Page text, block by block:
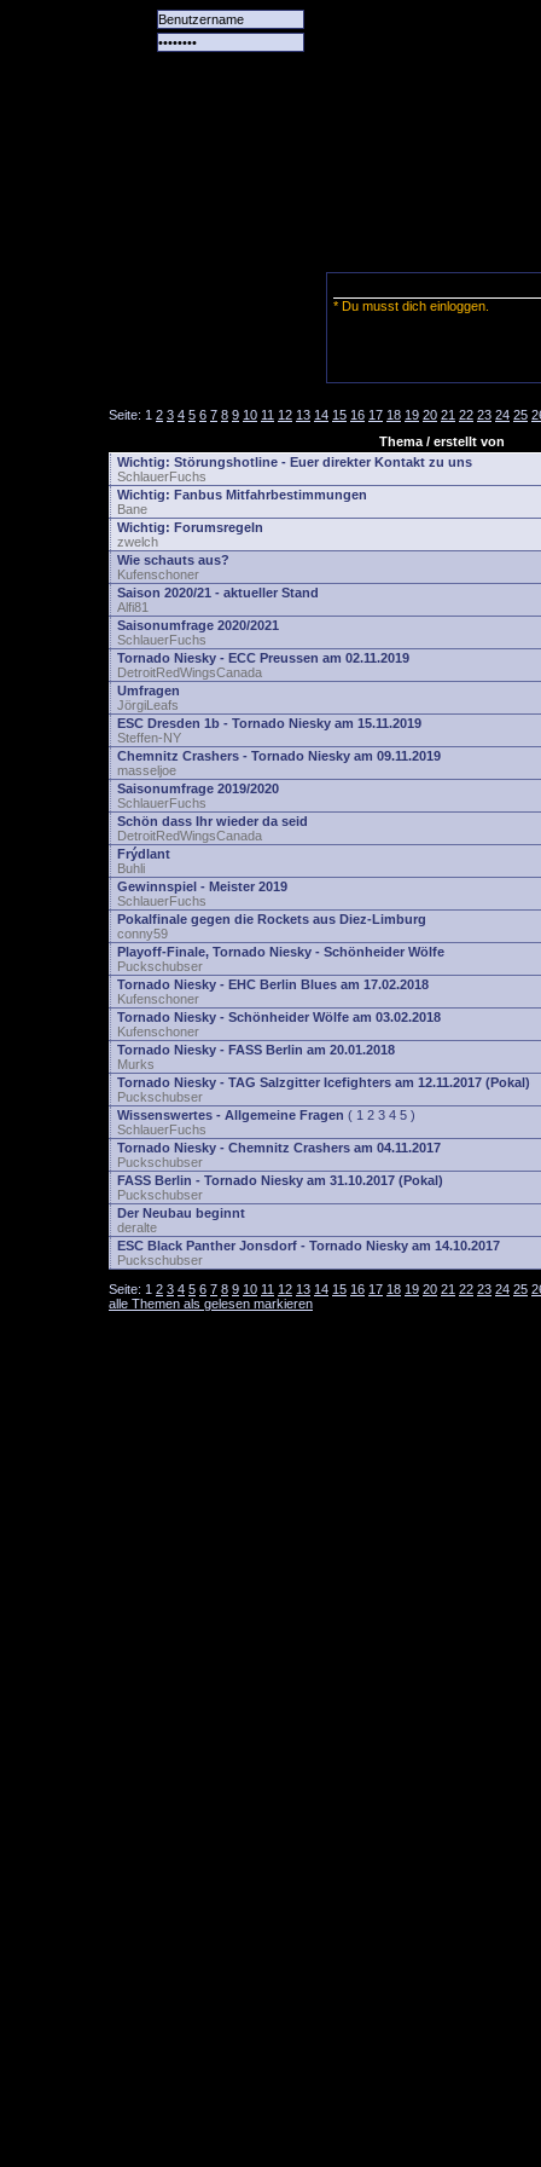
* Du musst dich einloggen.
Seite: 1 2 3 4 5 6 7 8 9 10 11 12 13 14 15 16 17 18 19 20 21 22 23 24 25
Thema / erstellt von
Wichtig: Störungshotline - Euer direkter Kontakt zu uns
SchlauerFuchs
Wichtig: Fanbus Mitfahrbestimmungen
Bane
Wichtig: Forumsregeln
zwelch
Wie schauts aus?
Kufenschoner
Saison 2020/21 - aktueller Stand
Alfi81
Saisonumfrage 2020/2021
SchlauerFuchs
Tornado Niesky - ECC Preussen am 02.11.2019
DetroitRedWingsCanada
Umfragen
JörgiLeafs
ESC Dresden 1b - Tornado Niesky am 15.11.2019
Steffen-NY
Chemnitz Crashers - Tornado Niesky am 09.11.2019
masseljoe
Saisonumfrage 2019/2020
SchlauerFuchs
Schön dass Ihr wieder da seid
DetroitRedWingsCanada
Frýdlant
Buhli
Gewinnspiel - Meister 2019
SchlauerFuchs
Pokalfinale gegen die Rockets aus Diez-Limburg
conny59
Playoff-Finale, Tornado Niesky - Schönheider Wölfe
Puckschubser
Tornado Niesky - EHC Berlin Blues am 17.02.2018
Kufenschoner
Tornado Niesky - Schönheider Wölfe am 03.02.2018
Kufenschoner
Tornado Niesky - FASS Berlin am 20.01.2018
Murks
Tornado Niesky - TAG Salzgitter Icefighters am 12.11.2017 (Pokal)
Puckschubser
Wissenswertes - Allgemeine Fragen ( 1 2 3 4 5 )
SchlauerFuchs
Tornado Niesky - Chemnitz Crashers am 04.11.2017
Puckschubser
FASS Berlin - Tornado Niesky am 31.10.2017 (Pokal)
Puckschubser
Der Neubau beginnt
deralte
ESC Black Panther Jonsdorf - Tornado Niesky am 14.10.2017
Puckschubser
Seite: 1 2 3 4 5 6 7 8 9 10 11 12 13 14 15 16 17 18 19 20 21 22 23 24 25
alle Themen als gelesen markieren